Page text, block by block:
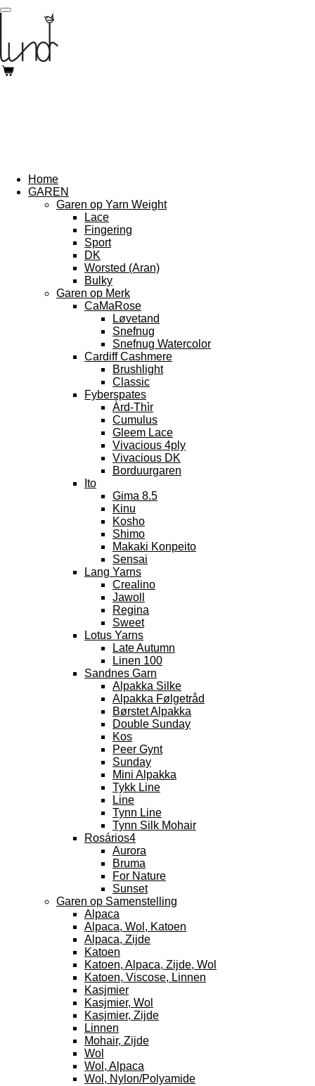
Ga
hoofdinhoud
Home
GAREN
Garen op Yarn Weight
Lace
Fingering
Sport
DK
Worsted (Aran)
Bulky
Garen op Merk
CaMaRose
Løvetand
Snefnug
Snefnug Watercolor
Cardiff Cashmere
Brushlight
Classic
Fyberspates
Àrd-Thìr
Cumulus
Gleem Lace
Vivacious 4ply
Vivacious DK
Borduurgaren
Ito
Gima 8.5
Kinu
Kosho
Shimo
Makaki Konpeito
Sensai
Lang Yarns
Crealino
Jawoll
Regina
Sweet
Lotus Yarns
Late Autumn
Linen 100
Sandnes Garn
Alpakka Silke
Alpakka Følgetråd
Børstet Alpakka
Double Sunday
Kos
Peer Gynt
Sunday
Mini Alpakka
Tykk Line
Line
Tynn Line
Tynn Silk Mohair
Rosários4
Aurora
Bruma
For Nature
Sunset
Garen op Samenstelling
Alpaca
Alpaca, Wol, Katoen
Alpaca, Zijde
Katoen
Katoen, Alpaca, Zijde, Wol
Katoen, Viscose, Linnen
Kasjmier
Kasjmier, Wol
Kasjmier, Zijde
Linnen
Mohair, Zijde
Wol
Wol, Alpaca
Wol, Nylon/Polyamide